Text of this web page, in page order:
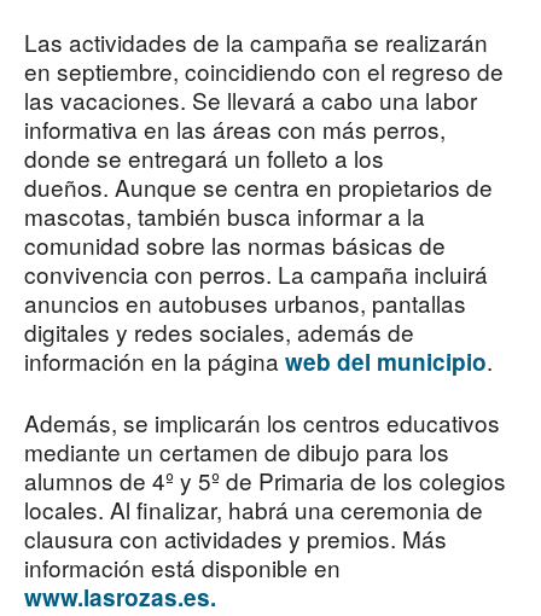
Las actividades de la campaña se realizarán
en septiembre, coincidiendo con el regreso de
las vacaciones. Se llevará a cabo una labor
informativa en las áreas con más perros,
donde se entregará un folleto a los
dueños. Aunque se centra en propietarios de
mascotas, también busca informar a la
comunidad sobre las normas básicas de
convivencia con perros. La campaña incluirá
anuncios en autobuses urbanos, pantallas
digitales y redes sociales, además de
información en la página web del municipio.
Además, se implicarán los centros educativos
mediante un certamen de dibujo para los
alumnos de 4º y 5º de Primaria de los colegios
locales. Al finalizar, habrá una ceremonia de
clausura con actividades y premios. Más
información está disponible en
www.lasrozas.es.